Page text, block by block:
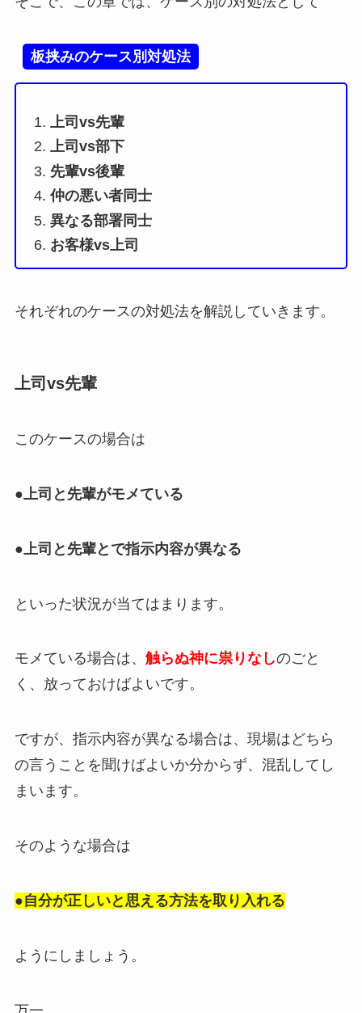
板挟みのケース別対処法
上司vs先輩
上司vs部下
先輩vs後輩
仲の悪い者同士
異なる部署同士
お客様vs上司
それぞれのケースの対処法を解説していきます。
上司vs先輩
このケースの場合は
●上司と先輩がモメている
●上司と先輩とで指示内容が異なる
といった状況が当てはまります。
モメている場合は、 触らぬ神に祟りなしのごと
く、放っておけばよいです。
ですが、指示内容が異なる場合は、現場はどちら
の言うことを聞けばよいか分からず、混乱してし
まいます。
そのような場合は
●自分が正しいと思える方法を取り入れる
ようにしましょう。